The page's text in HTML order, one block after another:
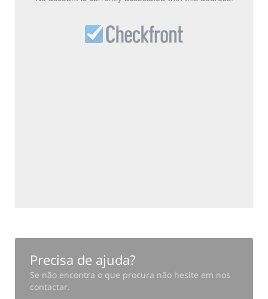
Precisa de ajuda?
Se não encontra o que procura não hesite em nos
contactar.